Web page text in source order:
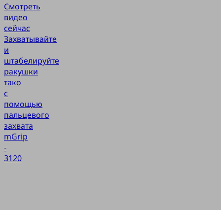
Смотреть
видео
сейчас
Захватывайте
и
штабелируйте
ракушки
тако
с
помощью
пальцевого
захвата
mGrip
-
3120